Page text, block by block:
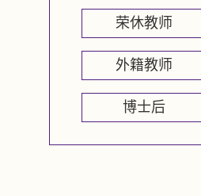
荣休教师
外籍教师
博士后